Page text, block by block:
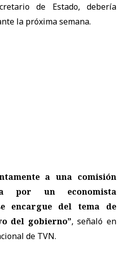
de Estado, debería
la próxima semana.
a una comisión
por un economista
encargue del tema de
del gobierno”, señaló en
de TVN.